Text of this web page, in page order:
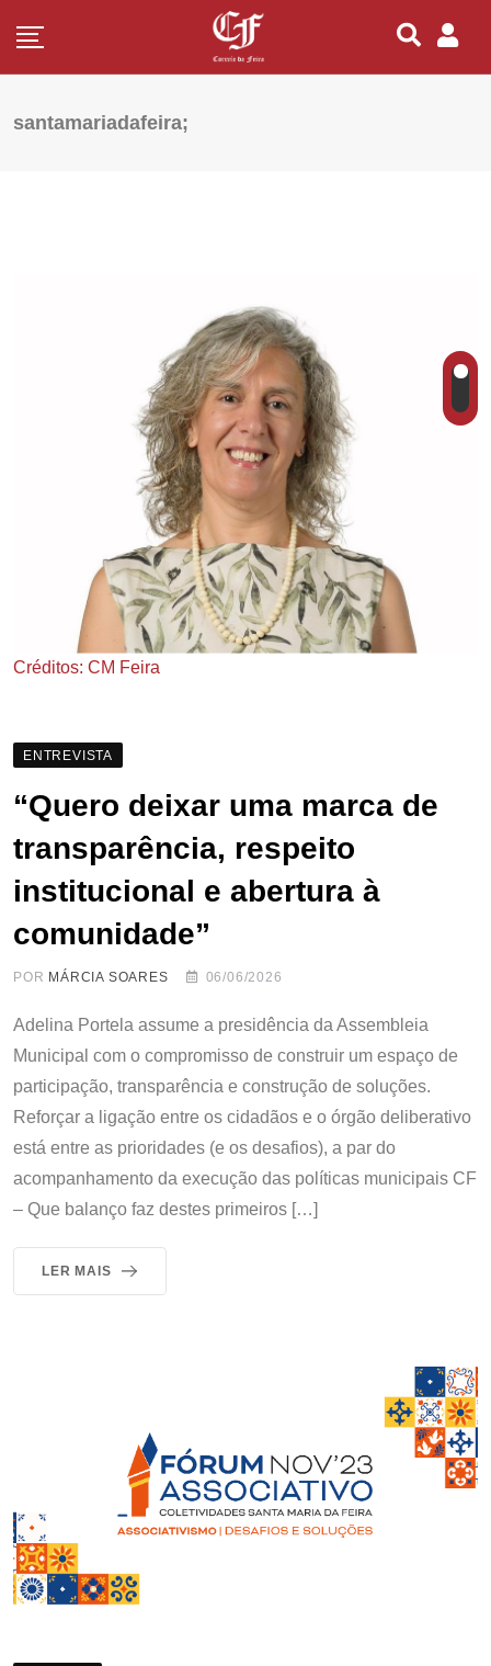
santamariadafeira;
Créditos: CM Feira
ENTREVISTA
“Quero deixar uma marca de
transparência, respeito
institucional e abertura à
comunidade”
POR MÁRCIA SOARES 06/06/2026
Adelina Portela assume a presidência da Assembleia
Municipal com o compromisso de construir um espaço de
participação, transparência e construção de soluções.
Reforçar a ligação entre os cidadãos e o órgão deliberativo
está entre as prioridades (e os desafios), a par do
acompanhamento da execução das políticas municipais CF
– Que balanço faz destes primeiros […]
LER MAIS